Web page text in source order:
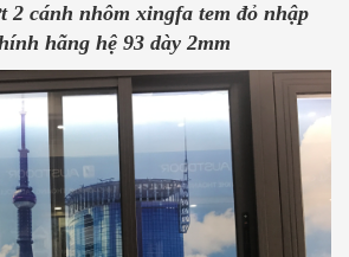
2 cánh nhôm xingfa tem đỏ nhập
hãng hệ 93 dày 2mm